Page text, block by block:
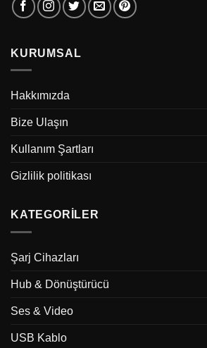
KURUMSAL
Hakkımızda
Bize Ulaşın
Kullanım Şartları
Gizlilik politikası
KATEGORILER
Şarj Cihazları
Hub & Dönüştürücü
Ses & Video
USB Kablo